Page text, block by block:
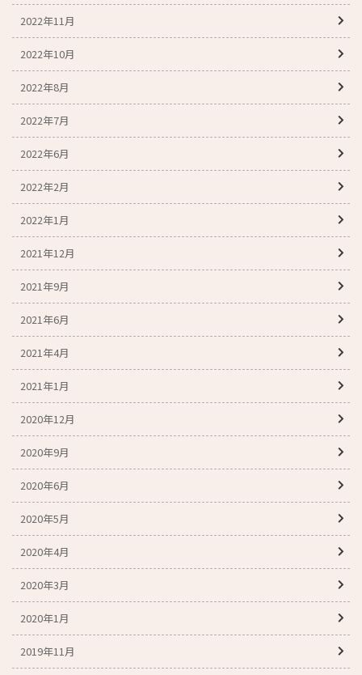
2022年11月
2022年10月
2022年8月
2022年7月
2022年6月
2022年2月
2022年1月
2021年12月
2021年9月
2021年6月
2021年4月
2021年1月
2020年12月
2020年9月
2020年6月
2020年5月
2020年4月
2020年3月
2020年1月
2019年11月